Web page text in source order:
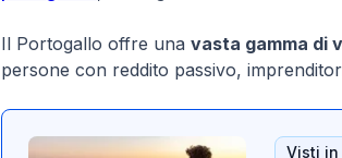
Il Portogallo offre unavasta gamma di
persone con reddito passivo,
Visti in